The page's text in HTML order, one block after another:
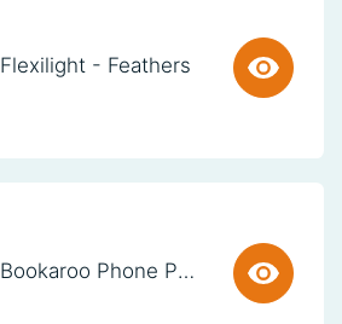
Flexilight - Feathers
Bookaroo Phone Pocket - Brown